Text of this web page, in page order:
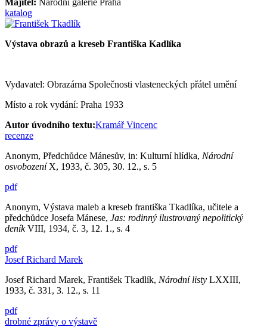
Majitel: Národní galerie Praha
katalog
Výstava obrazů a kreseb Františka Kadlíka
Vydavatel: Obrazárna Společnosti vlasteneckých přátel umění
Místo a rok vydání: Praha 1933
Autor úvodního textu:Kramář Vincenc
recenze
Anonym, Předchůdce Mánesův, in: Kulturní hlídka, Národní
osvobozeníX, 1933, č. 305, 30. 12., s. 5
pdf
Anonym, Výstava maleb a kreseb františka Tkadlíka, učitele a
předchůdce Josefa Mánese, Jas: rodinný ilustrovaný nepolitický
deníkVIII, 1934, č. 3, 12. 1., s. 4
pdf
Josef Richard Marek
Josef Richard Marek, František Tkadlík, Národní listy LXXIII,
1933, č. 331, 3. 12., s. 11
pdf
drobné zprávy o výstavě